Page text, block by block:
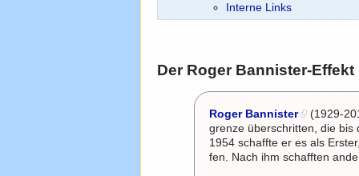
Interne Links
Der Roger Bannister-Effekt
Roger Bannister
(1929-
grenze überschritten, die bis
1954 schaffte er es als
fen. Nach ihm schafften